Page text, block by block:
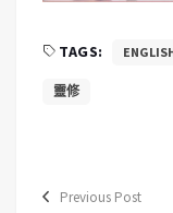
TAGS:
靈修
Previous Post